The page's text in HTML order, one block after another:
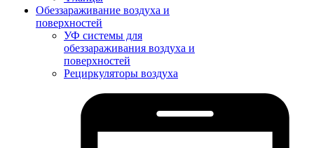
Обеззараживание воздуха и
поверхностей
УФ системы для
обеззараживания воздуха и
поверхностей
Рециркуляторы воздуха